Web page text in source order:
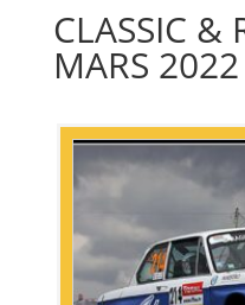
CLASSIC &
MARS